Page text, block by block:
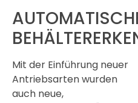
Mit der Einführung neuer
Antriebsarten wurden
auch neue,